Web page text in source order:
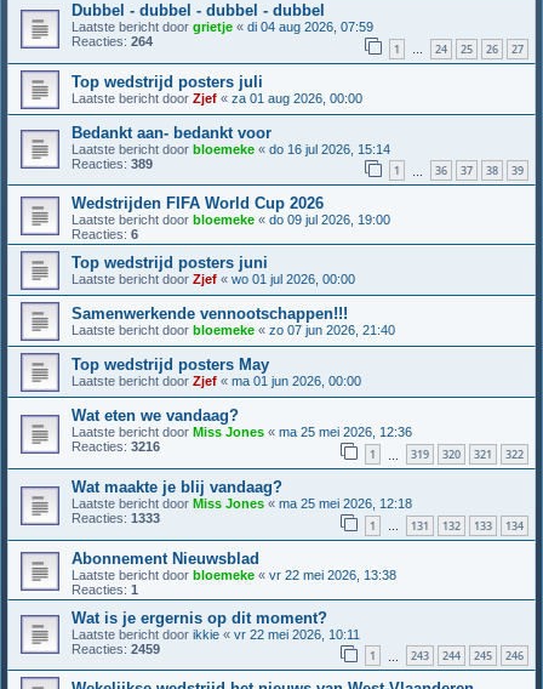
Dubbel - dubbel - dubbel - dubbel
Laatste bericht door grietje « di 04 aug 2026, 07:59
Reacties: 264 1 … 24 25 26 27
Top wedstrijd posters juli
Laatste bericht door Zjef « za 01 aug 2026, 00:00
Bedankt aan- bedankt voor
Laatste bericht door bloemeke « do 16 jul 2026, 15:14
Reacties: 389 1 36 37 38 39
Wedstrijden FIFA World Cup 2026
Laatste bericht door bloemeke « do 09 jul 2026, 19:00
Reacties: 6
Top wedstrijd posters juni
Laatste bericht door Zjef « wo 01 jul 2026, 00:00
Samenwerkende vennootschappen!!!
Laatste bericht door bloemeke « zo 07 jun 2026, 21:40
Top wedstrijd posters May
Laatste bericht door Zjef « ma 01 jun 2026, 00:00
Wat eten we vandaag?
Laatste bericht door Miss Jones « ma 25 mei 2026, 12:36
Reacties: 3216 1 319 320 321 322
Wat maakte je blij vandaag?
Laatste bericht door Miss Jones « ma 25 mei 2026, 12:18
Reacties: 1333 1 … 131 132 133 134
Abonnement Nieuwsblad
Laatste bericht door bloemeke « vr 22 mei 2026, 13:38
Reacties: 1
Wat is je ergernis op dit moment?
Laatste bericht door ikkie « vr 22 mei 2026, 10:11
Reacties: 2459 1 243 244 245 246